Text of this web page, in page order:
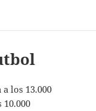
a los 13.000
10.000